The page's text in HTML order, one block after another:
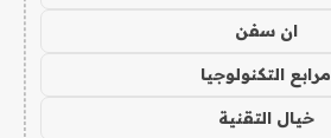
ان سفن
مرابع التكنولوجيا
خيال التقنية